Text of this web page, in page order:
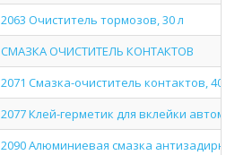
2063 Очиститель тормозов, 30 л
СМАЗКА ОЧИСТИТЕЛЬ КОНТАКТОВ
2071 Смазка-очиститель контактов,
2077 Клей-герметик для вклейки
2090 Алюминиевая смазка